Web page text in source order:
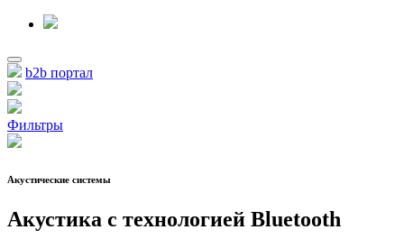
b2b портал
Фильтры
Акустические системы
Акустика с технологией Bluetooth